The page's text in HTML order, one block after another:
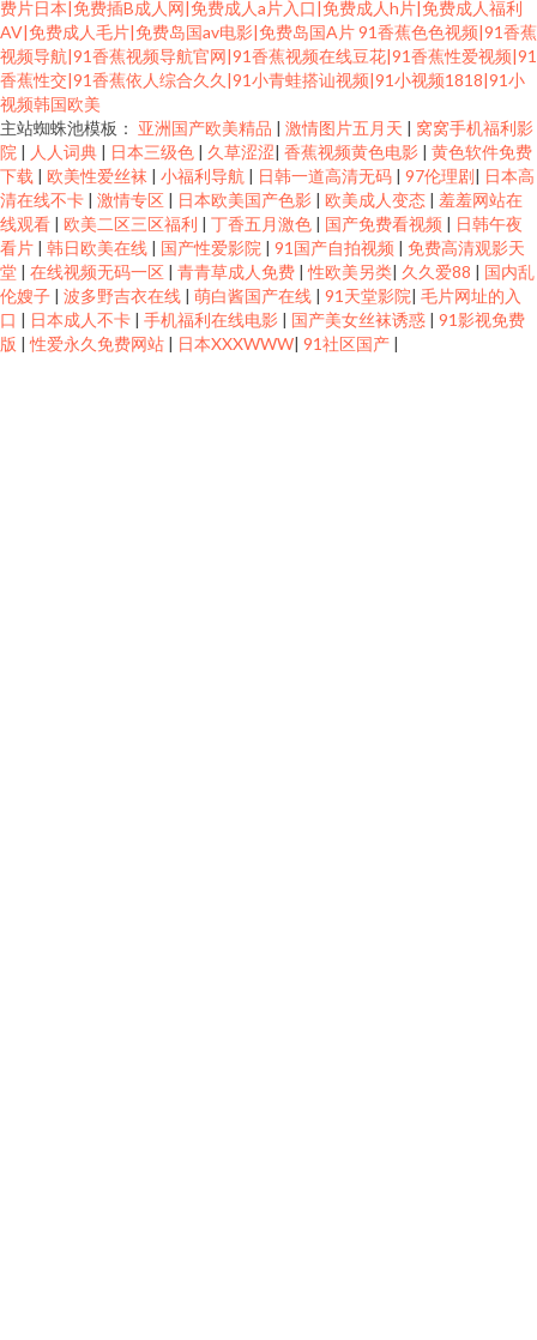
费片日本|免费插B成人网|免费成人a片入口|免费成人h片|免费成人福利
AV|免费成人毛片|免费岛国av电影|免费岛国A片91香蕉色色视频|91香蕉
视频导航|91香蕉视频导航官网|91香蕉视频在线豆花|91香蕉性爱视频|91
香蕉性交|91香蕉依人综合久久|91小青蛙搭讪视频|91小视频1818|91小
视频韩国欧美
主站蜘蛛池模板： 亚洲国产欧美精品 | 激情图片五月天 | 窝窝手机福利影
院 | 人人词典 | 日本三级色 | 久草涩涩| 香蕉视频黄色电影 | 黄色软件免费
下载 | 欧美性爱丝袜 | 小福利导航 | 日韩一道高清无码 | 97伦理剧| 日本高
清在线不卡 | 激情专区 | 日本欧美国产色影 | 欧美成人变态 | 羞羞网站在
线观看 | 欧美二区三区福利 | 丁香五月激色 | 国产免费看视频 | 日韩午夜
看片 | 韩日欧美在线 | 国产性爱影院 | 91国产自拍视频 | 免费高清观影天
堂 | 在线视频无码一区 | 青青草成人免费 |性欧美另类| 久久爱88 | 国内乱
伦嫂子 | 波多野吉衣在线 | 萌白酱国产在线 | 91天堂影院| 毛片网址的入
口 | 日本成人不卡 | 手机福利在线电影 | 国产美女丝袜诱惑 | 91影视免费
版 |性爱永久免费网站 | 日本XXXWWW| 91社区国产 |